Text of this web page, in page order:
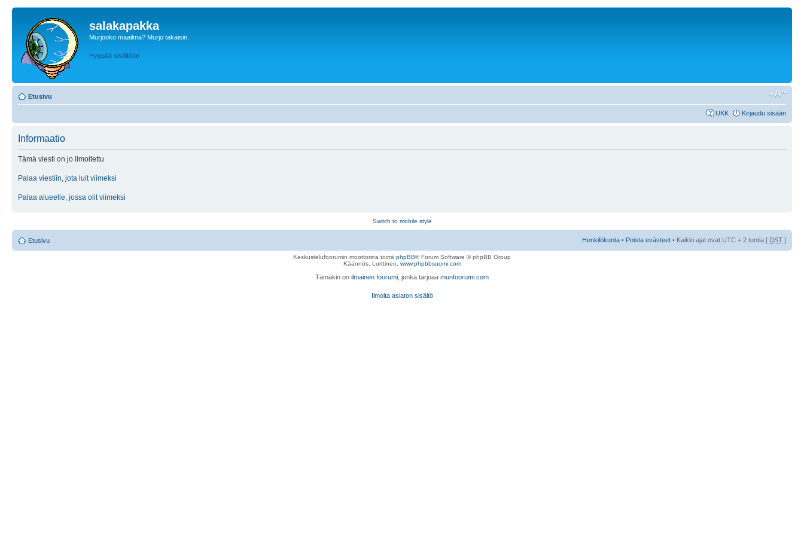
salakapakka
Murjooko maailma? Murjo takaisin.
Hyppää sisältöön
Etusivu
UKK Kirjaudu sisään
Informaatio
Tämä viesti on jo ilmoitettu
Palaa viestiin, jota luit viimeksi
Palaa alueelle, jossa olit viimeksi
Switch to mobile style
Etusivu Henkilökunta • Poista evästeet • Kaikki ajat ovat UTC + 2 tuntia [ DST ]
Keskustelufoorumin moottorina toimii phpBB® Forum Software © phpBB Group
Käännös, Lurttinen, www.phpbbsuomi.com
Tämäkin on ilmainen foorumi , jonka tarjoaa munfoorumi.com
Ilmoita asiaton sisältö